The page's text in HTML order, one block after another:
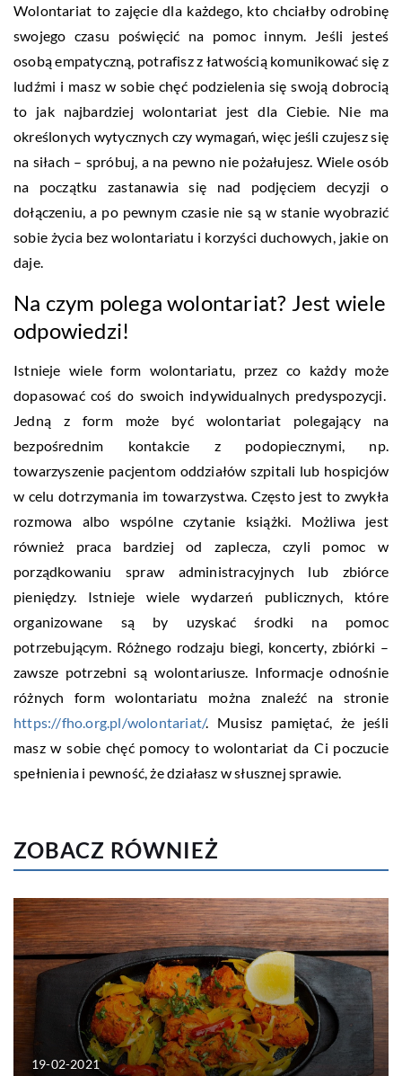
Wolontariat to zajęcie dla każdego, kto chciałby odrobinę
swojego czasu poświęcić na pomoc innym. Jeśli jesteś
osobą empatyczną, potrafisz z łatwością komunikować się z
ludźmi i masz w sobie chęć podzielenia się swoją dobrocią
to jak najbardziej wolontariat jest dla Ciebie. Nie ma
określonych wytycznych czy wymagań, więc jeśli czujesz się
na siłach – spróbuj, a na pewno nie pożałujesz. Wiele osób
na początku zastanawia się nad podjęciem decyzji o
dołączeniu, a po pewnym czasie nie są w stanie wyobrazić
sobie życia bez wolontariatu i korzyści duchowych, jakie on
daje.
Na czym polega wolontariat? Jest wiele
odpowiedzi!
Istnieje wiele form wolontariatu, przez co każdy może
dopasować coś do swoich indywidualnych predyspozycji.
Jedną z form może być wolontariat polegający na
bezpośrednim kontakcie z podopiecznymi, np.
towarzyszenie pacjentom oddziałów szpitali lub hospicjów
w celu dotrzymania im towarzystwa. Często jest to zwykła
rozmowa albo wspólne czytanie książki. Możliwa jest
również praca bardziej od zaplecza, czyli pomoc w
porządkowaniu spraw administracyjnych lub zbiórce
pieniędzy. Istnieje wiele wydarzeń publicznych, które
organizowane są by uzyskać środki na pomoc
potrzebującym. Różnego rodzaju biegi, koncerty, zbiórki –
zawsze potrzebni są wolontariusze. Informacje odnośnie
różnych form wolontariatu można znaleźć na stronie
https://fho.org.pl/wolontariat/. Musisz pamiętać, że jeśli
masz w sobie chęć pomocy to wolontariat da Ci poczucie
spełnienia i pewność, że działasz w słusznej sprawie.
ZOBACZ RÓWNIEŻ
19-02-2021